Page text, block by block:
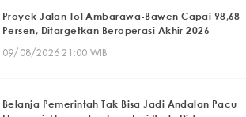
Proyek Jalan Tol Ambarawa-Bawen Capai 98,68
Persen, Ditargetkan Beroperasi Akhir 2026
09/08/2026 21:00 WIB
Belanja Pemerintah Tak Bisa Jadi Andalan Pacu